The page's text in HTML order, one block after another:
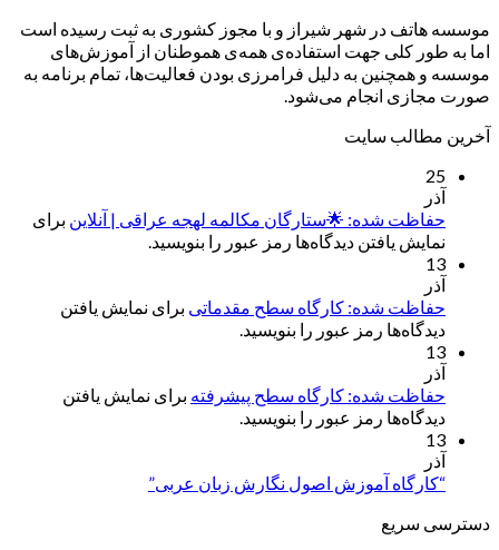
موسسه هاتف در شهر شیراز و با مجوز کشوری به ثبت رسیده است
اما به طور کلی جهت استفاده‌ی همه‌ی هموطنان از آموزش‌های
موسسه و همچنین به دلیل فرامرزی بودن فعالیت‌ها، تمام برنامه به
صورت مجازی انجام می‌شود.
آخرین مطالب سایت
25
آذر
حفاظت شده: 🌟ستارگان مکالمه لهجه عراقی | آنلاین برای
نمایش یافتن دیدگاه‌ها رمز عبور را بنویسید.
13
آذر
حفاظت شده: کارگاه سطح مقدماتی برای نمایش یافتن
دیدگاه‌ها رمز عبور را بنویسید.
13
آذر
حفاظت شده: کارگاه سطح پیشرفته برای نمایش یافتن
دیدگاه‌ها رمز عبور را بنویسید.
13
آذر
“کارگاه آموزش اصول نگارش زبان عربی”
دسترسی سریع